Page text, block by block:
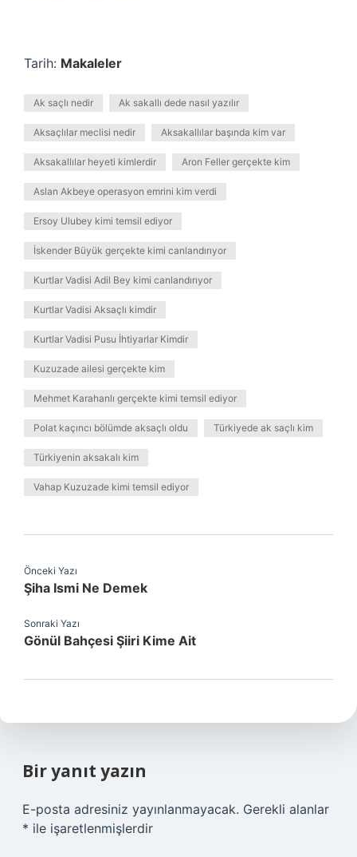
Tarih: Makaleler
Ak saçlı nedir Ak sakallı dede nasıl yazılır
Aksaçlılar meclisi nedir Aksakallılar başında kim var
Aksakallılar heyeti kimlerdir Aron Feller gerçekte kim
Aslan Akbeye operasyon emrini kim verdi
Ersoy Ulubey kimi temsil ediyor
İskender Büyük gerçekte kimi canlandırıyor
Kurtlar Vadisi Adil Bey kimi canlandırıyor
Kurtlar Vadisi Aksaçlı kimdir
Kurtlar Vadisi Pusu İhtiyarlar Kimdir
Kuzuzade ailesi gerçekte kim
Mehmet Karahanlı gerçekte kimi temsil ediyor
Polat kaçıncı bölümde aksaçlı oldu Türkiyede ak saçlı kim
Türkiyenin aksakalı kim
Vahap Kuzuzade kimi temsil ediyor
Önceki Yazı
Şiha Ismi Ne Demek
Sonraki Yazı
Gönül Bahçesi Şiiri Kime Ait
Bir yanıt yazın
E-posta adresiniz yayınlanmayacak. Gerekli alanlar
* ile işaretlenmişlerdir